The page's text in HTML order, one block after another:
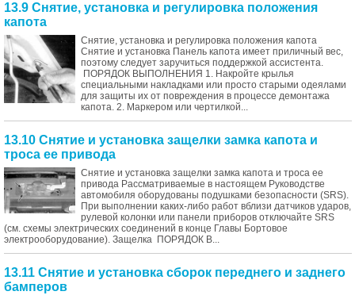
13.9 Снятие, установка и регулировка положения
капота
Снятие, установка и регулировка положения капота
Снятие и установка Панель капота имеет приличный вес,
поэтому следует заручиться поддержкой ассистента.
ПОРЯДОК ВЫПОЛНЕНИЯ 1. Накройте крылья
специальными накладками или просто старыми одеялами
для защиты их от повреждения в процессе демонтажа
капота. 2. Маркером или чертилкой...
13.10 Снятие и установка защелки замка капота и
троса ее привода
Снятие и установка защелки замка капота и троса ее
привода Рассматриваемые в настоящем Руководстве
автомобиля оборудованы подушками безопасности (SRS).
При выполнении каких-либо работ вблизи датчиков ударов,
рулевой колонки или панели приборов отключайте SRS
(см. схемы электрических соединений в конце Главы Бортовое
электрооборудование). Защелка ПОРЯДОК В...
13.11 Снятие и установка сборок переднего и заднего
бамперов